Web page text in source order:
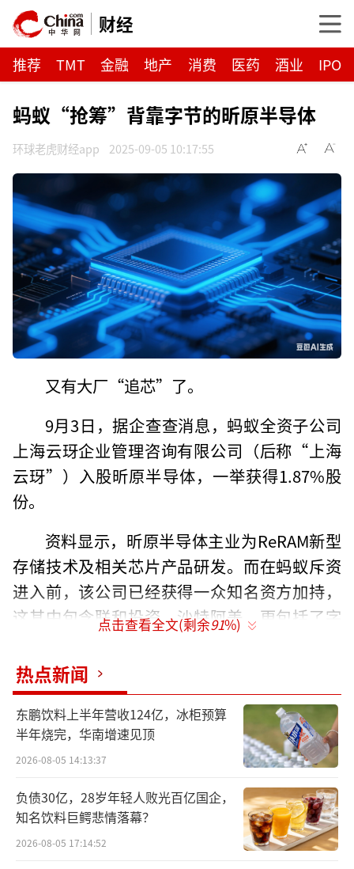
财经
推荐 TMT 金融 地产 消费 医药 酒业 IPO
蚂蚁“抢筹”背靠字节的昕原半导体
环球老虎财经app 2025-09-05 10:17:55
又有大厂“追芯”了。
9月3日，据企查查消息，蚂蚁全资子公司
上海云玡企业管理咨询有限公司（后称“上海
云玡”）入股昕原半导体，一举获得1.87%股
份。
资料显示，昕原半导体主业为ReRAM新型
存储技术及相关芯片产品研发。而在蚂蚁斥资
进入前，该公司已经获得一众知名资方加持，
这其中包含联和投资、沙特阿美，更包括了字
而本次蚂蚁投资昕原半导体背后，实则也
是其长期以来加码芯片的体现之一。
据悉，蚂蚁自2023年明确将“AI First”作
为核心战略之一后，便持续提升AI含量，并开
始持续搜集芯片公司“筹码”。据统计，此前
蚂蚁已经领投过墨芯科技、无锡沐创，并入股
清微智能、云合智网、烨知芯等企业。
点击查看全文(剩余91%)
热点新闻
东鹏饮料上半年营收124亿，冰柜预算
半年烧完，华南增速见顶
2026-08-05 14:13:37
负债30亿，28岁年轻人败光百亿国企，
知名饮料巨鳄悲情落幕？
2026-08-05 17:14:52